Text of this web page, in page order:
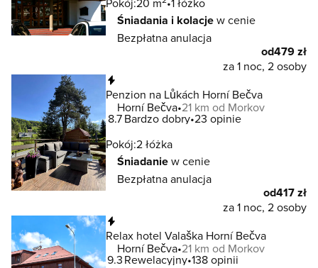
Śniadania i kolacjew cenie
Bezpłatna anulacja
od479 zł
za 1 noc, 2 osoby
Penzion na Lůkách Horní Bečva
Horní Bečva 21 km od Morkov
8.7Bardzo dobry 23 opinie
Pokój:2 łóżka
Śniadaniew cenie
Bezpłatna anulacja
od417 zł
za 1 noc, 2 osoby
Relax hotel Valaška Horní Bečva
Horní Bečva 21 km od Morkov
9.3Rewelacyjny 138 opinii